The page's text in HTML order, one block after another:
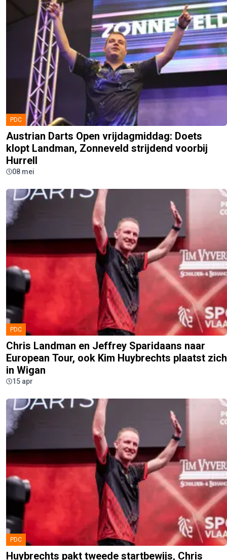
PDC
Austrian Darts Open vrijdagmiddag: Doets
klopt Landman, Zonneveld strijdend voorbij
Hurrell
08 mei
PDC
Chris Landman en Jeffrey Sparidaans naar
European Tour, ook Kim Huybrechts plaatst zich
in Wigan
15 apr
PDC
Huybrechts pakt tweede startbewijs, Chris